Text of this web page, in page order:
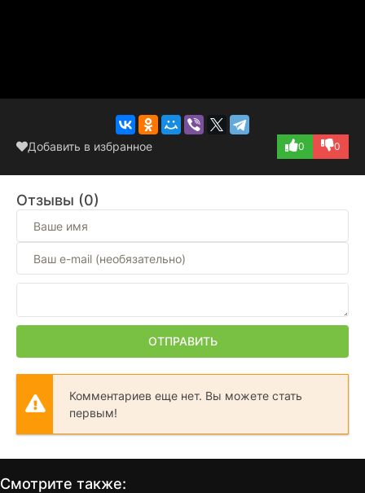
Добавить в избранное 0 0
Отзывы (0)
ОТПРАВИТЬ
Комментариев еще нет. Вы можете стать
первым!
Смотрите также: